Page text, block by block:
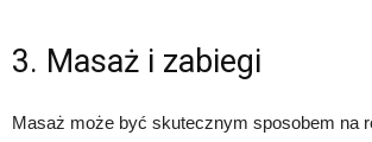
3. Masaż i zabiegi
Masaż może być skutecznym sposobem na